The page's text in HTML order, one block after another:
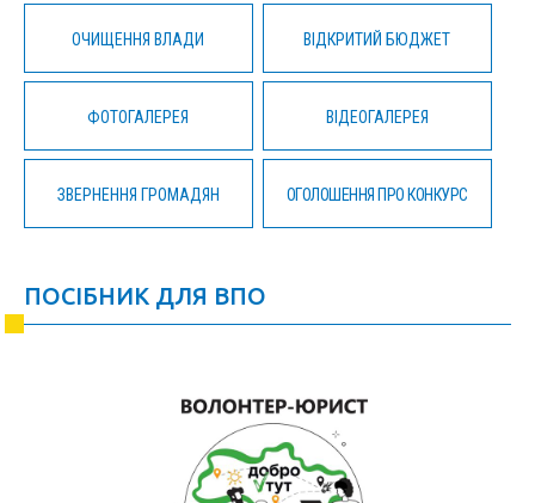
ОЧИЩЕННЯ ВЛАДИ ВІДКРИТИЙ БЮДЖЕТ
ФОТОГАЛЕРЕЯ ВІДЕОГАЛЕРЕЯ
ЗВЕРНЕННЯ ГРОМАДЯН ОГОЛОШЕННЯ ПРО КОНКУРС
ПОСІБНИК ДЛЯ ВПО